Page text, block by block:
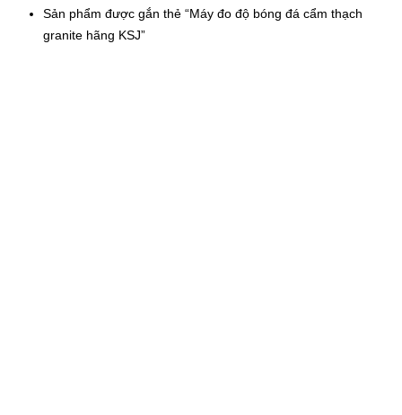
Sản phẩm được gắn thẻ “Máy đo độ bóng đá cẩm thạch
granite hãng KSJ”